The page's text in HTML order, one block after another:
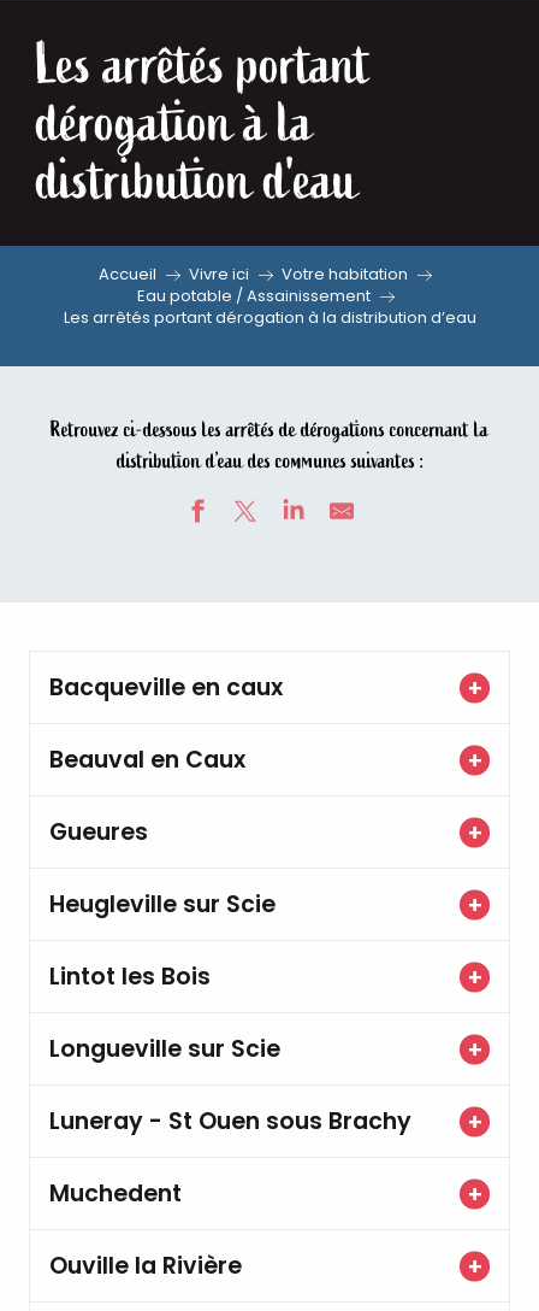
Les arrêtés portant
dérogation à la
distribution d'eau
Accueil Vivre ici
Votre habitation
Eau potable / Assainissement
Les arrêtés portant dérogation à la distribution d’eau
Retrouvez ci-dessous les arrêtés de dérogations concernant la
distribution d’eau des communes suivantes :
Bacqueville en caux
Beauval en Caux
Gueures
Heugleville sur Scie
Lintot les Bois
Longueville sur Scie
Luneray - St Ouen sous Brachy
Muchedent
Ouville la Rivière